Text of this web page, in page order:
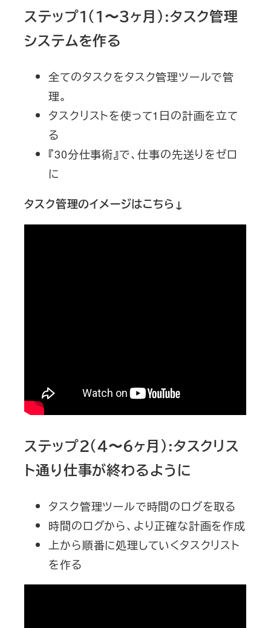
ステップ１（１〜３ヶ月）:タスク管理
システムを作る
全てのタスクをタスク管理ツールで管
理。
タスクリストを使って1日の計画を立て
る
『30分仕事術』で、仕事の先送りをゼロ
に
タスク管理のイメージはこちら↓
ステップ２（４〜６ヶ月）:タスクリス
ト通り仕事が終わるように
タスク管理ツールで時間のログを取る
時間のログから、より正確な計画を作成
上から順番に処理していくタスクリスト
を作る